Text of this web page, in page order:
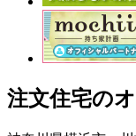
注文住宅の